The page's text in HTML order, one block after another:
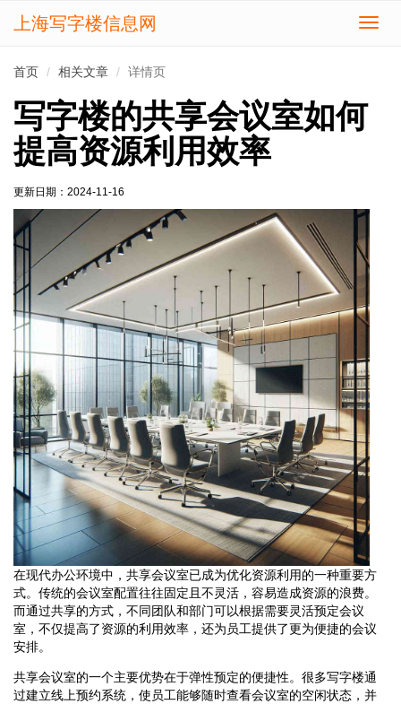
切
上海写字楼信息网
首页 相关文章 详情页
写字楼的共享会议室如何
提高资源利用效率
更新日期： 2024-11-16
在现代办公环境中，共享会议室已成为优化资源利用的一种重要方
式。传统的会议室配置往往固定且不灵活，容易造成资源的浪费。
而通过共享的方式，不同团队和部门可以根据需要灵活预定会议
室，不仅提高了资源的利用效率，还为员工提供了更为便捷的会议
安排。
共享会议室的一个主要优势在于弹性预定的便捷性。很多写字楼通
过建立线上预约系统，使员工能够随时查看会议室的空闲状态，并